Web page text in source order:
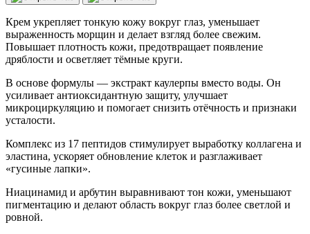
Крем укрепляет тонкую кожу вокруг глаз, уменьшает
выраженность морщин и делает взгляд более свежим.
Повышает плотность кожи, предотвращает появление
дряблости и осветляет тёмные круги.
В основе формулы — экстракт каулерпы вместо воды. Он
усиливает антиоксидантную защиту, улучшает
микроциркуляцию и помогает снизить отёчность и признаки
усталости.
Комплекс из 17 пептидов стимулирует выработку коллагена и
эластина, ускоряет обновление клеток и разглаживает
«гусиные лапки».
Ниацинамид и арбутин выравнивают тон кожи, уменьшают
пигментацию и делают область вокруг глаз более светлой и
ровной.